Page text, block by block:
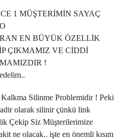
1 MÜŞTERİMİN SAYAÇ
EN BÜYÜK ÖZELLİK
ÇIKMAMIZ VE CİDDİ
!
Silinme Problemidir ! Peki
olarak silinir çünkü link
Çekip Siz Müşterilerimize
ne olacak.. işte en önemli kısım